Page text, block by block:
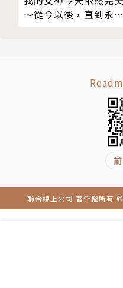
～從今以後，直到永遠
聯合線上公司 著作權所有